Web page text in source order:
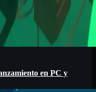
en PC y